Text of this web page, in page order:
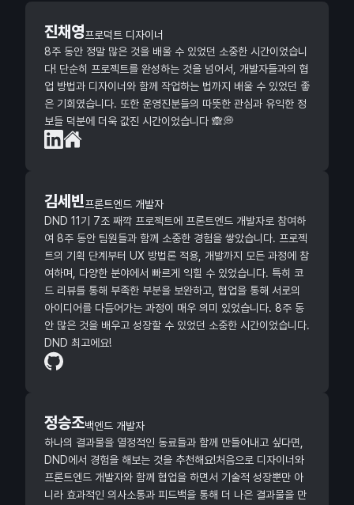
진채영프로덕트 디자이너
8주 동안 정말 많은 것을 배울 수 있었던 소중한 시간이었습니
다! 단순히 프로젝트를 완성하는 것을 넘어서, 개발자들과의 협
업 방법과 디자이너와 함께 작업하는 법까지 배울 수 있었던 좋
은 기회였습니다. 또한 운영진분들의 따뜻한 관심과 유익한 정
보들 덕분에 더욱 값진 시간이었습니다 🙈💭
김세빈프론트엔드 개발자
DND 11기 7조 째깍 프로젝트에 프론트엔드 개발자로 참여하
여 8주 동안 팀원들과 함께 소중한 경험을 쌓았습니다. 프로젝
트의 기획 단계부터 UX 방법론 적용, 개발까지 모든 과정에 참
여하며, 다양한 분야에서 빠르게 익힐 수 있었습니다. 특히 코
드 리뷰를 통해 부족한 부분을 보완하고, 협업을 통해 서로의
아이디어를 다듬어가는 과정이 매우 의미 있었습니다. 8주 동
안 많은 것을 배우고 성장할 수 있었던 소중한 시간이었습니다.
DND 최고에요!
정승조백엔드 개발자
하나의 결과물을 열정적인 동료들과 함께 만들어내고 싶다면,
DND에서 경험을 해보는 것을 추천해요!처음으로 디자이너와
프론트엔드 개발자와 함께 협업을 하면서 기술적 성장뿐만 아
니라 효과적인 의사소통과 피드백을 통해 더 나은 결과물을 만